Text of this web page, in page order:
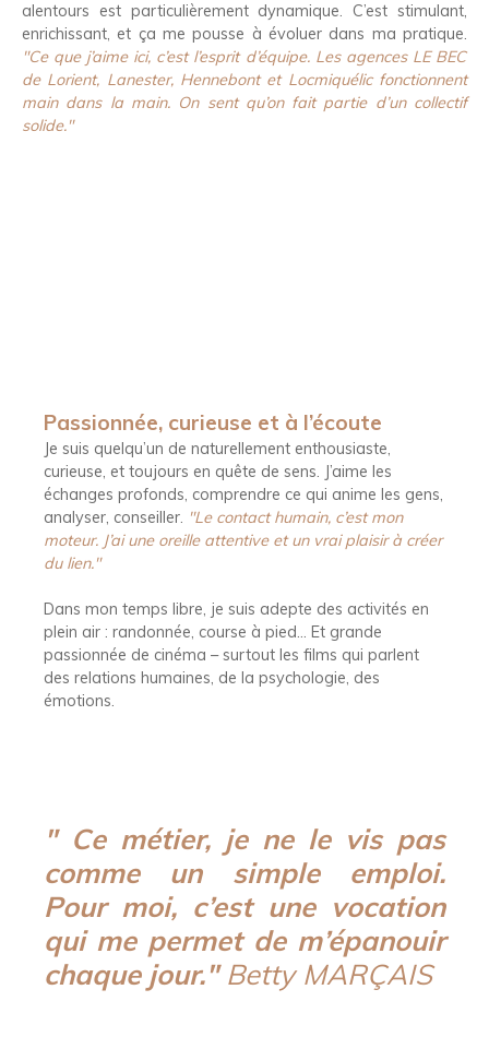
alentours est particulièrement dynamique. C’est stimulant,
enrichissant, et ça me pousse à évoluer dans ma pratique.
"Ce que j’aime ici, c’est l’esprit d’équipe. Les agences LE BEC
de Lorient, Lanester, Hennebontet Locmiquélicfonctionnent
main dans la main. On sent qu’on fait partie d’un collectif
solide."
Passionnée, curieuse et à l’écoute
Je suis quelqu’un de naturellement enthousiaste,
curieuse, et toujours en quête de sens. J’aime les
échanges profonds, comprendre ce qui anime les gens,
analyser, conseiller. "Le contact humain, c’est mon
moteur. J’ai une oreille attentive et un vrai plaisir à créer
du lien."
Dans mon temps libre, je suis adepte des activités en
plein air : randonnée, course à pied… Et grande
passionnée de cinéma – surtout les films qui parlent
des relations humaines, de la psychologie, des
émotions.
" Ce métier, je ne le vis pas
comme un simple emploi.
Pour moi, c’est une vocation
qui me permet de m’épanouir
chaque jour." Betty MARÇAIS